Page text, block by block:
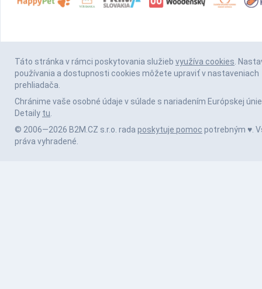
Táto stránka v rámci poskytovania služieb využíva cookies.
používania a dostupnosti cookies môžete upraviť v nastaveniach
prehliadača.
Chránime vaše osobné údaje v súlade s nariadením Európskej únie
Detaily tu.
© 2006—2026 B2M.CZ s.r.o. rada poskytuje pomoc potrebným ♥️.
práva vyhradené.